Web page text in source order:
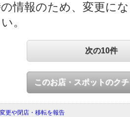
情報のため、変更に
。
次の10件
このお店・スポットのク
更や閉店・移転を報告